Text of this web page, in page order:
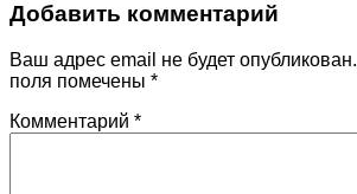
Добавить комментарий
Ваш адрес email не будет опубликован.
поля помечены *
Комментарий *